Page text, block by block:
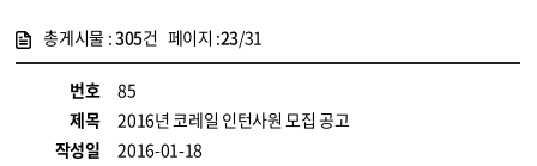
총게시물 :305건 페이지 :23/31
번호
85
제목
2016년 코레일 인턴사원 모집 공고
작성일
2016-01-18